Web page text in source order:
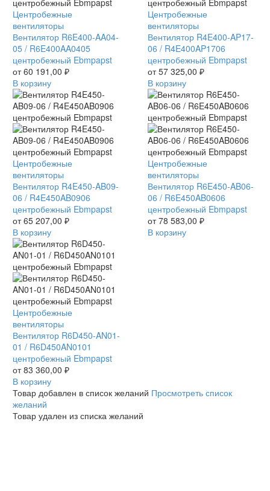
Вентилятор
R6E400-
AA04-
05
/
R6E400AA0405
центробежный
Ebmpapst
Центробежные
вентиляторы
Вентилятор R6E400-AA04-
05 / R6E400AA0405
центробежный Ebmpapst
от60 191,00 ₽
В корзину
Вентилятор
R4E400-
AP17-
06
/
R4E400AP1706
центробежный
Ebmpapst
Центробежные
вентиляторы
Вентилятор R4E400-AP17-
06 / R4E400AP1706
центробежный Ebmpapst
от57 325,00 ₽
В корзину
Вентилятор
R4E450-
AB09-
06
/
R4E450AB0906
центробежный
Ebmpapst
Центробежные
вентиляторы
Вентилятор R4E450-AB09-
06 / R4E450AB0906
центробежный Ebmpapst
от65 207,00 ₽
В корзину
Вентилятор
R6E450-
AB06-
06
/
R6E450AB0606
центробежный
Центробежные
вентиляторы
Вентилятор R6E450-AB06-
06 / R6E450AB0606
центробежный Ebmpapst
от78 583,00 ₽
В корзину
Вентилятор
R6D450-
AN01-
01
/
R6D450AN0101
центробежный
Ebmpapst
Центробежные
вентиляторы
Вентилятор R6D450-AN01-
01 / R6D450AN0101
центробежный Ebmpapst
от83 360,00 ₽
В корзину
Товар добавлен в список желаний Просмотреть список
желаний
Товар удален из списка желаний